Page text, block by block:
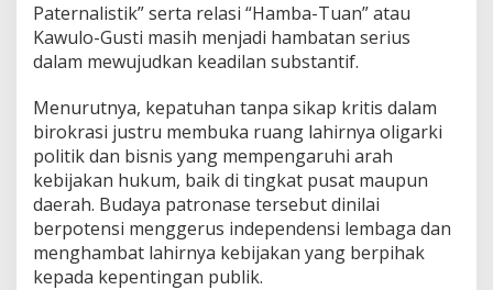
Paternalistik” serta relasi “Hamba-Tuan” atau
Kawulo-Gusti masih menjadi hambatan serius
dalam mewujudkan keadilan substantif.
Menurutnya, kepatuhan tanpa sikap kritis dalam
birokrasi justru membuka ruang lahirnya oligarki
politik dan bisnis yang mempengaruhi arah
kebijakan hukum, baik di tingkat pusat maupun
daerah. Budaya patronase tersebut dinilai
berpotensi menggerus independensi lembaga dan
menghambat lahirnya kebijakan yang berpihak
kepada kepentingan publik.